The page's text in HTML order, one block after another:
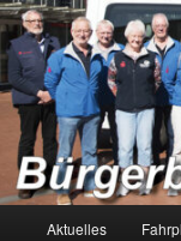
Zum
primären
Inhalt
springen
Zum
sekundären
Inhalt
springen
Bürgerbus Kreuztal
Aktuelles